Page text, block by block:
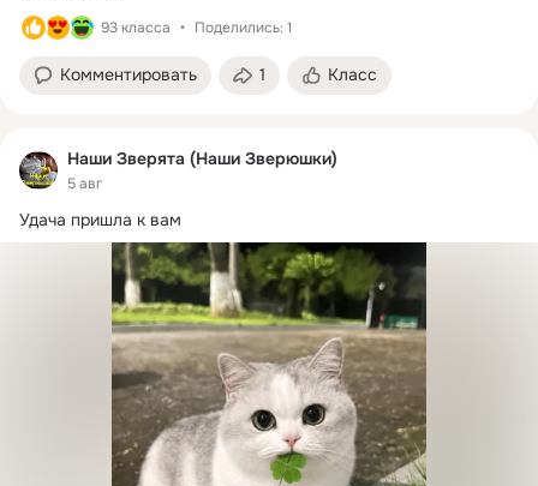
93 класса Поделились: 1
Комментировать 1 Класс
Наши Зверята (Наши Зверюшки)
5 авг
Удача пришла к вам